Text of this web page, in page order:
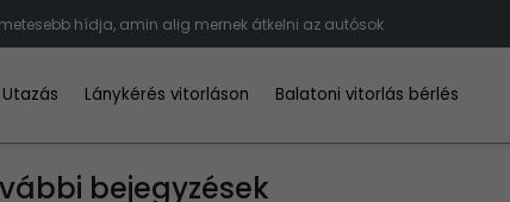
hídja, amin alig mernek átkelni az autósok
Utazás Lánykérés vitorláson Balatoni vitorlás bérlés
bejegyzések